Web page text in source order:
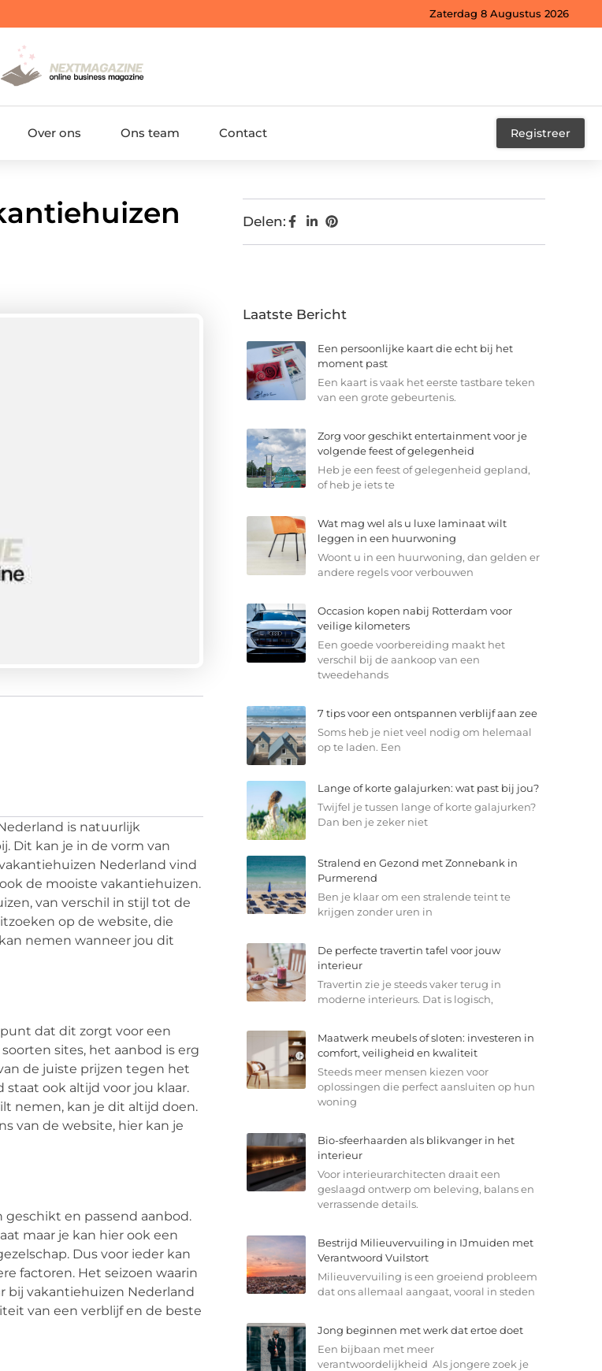
Zaterdag 8 Augustus 2026
Over ons Ons team Contact Registreer
is natuurlijk
Dit kan je in de vorm van
Nederland vind
de mooiste vakantiehuizen.
van verschil in stijl tot de
op de website, die
nemen wanneer jou dit
dat dit zorgt voor een
sites, het aanbod is erg
de juiste prijzen tegen het
ook altijd voor jou klaar.
nemen, kan je dit altijd doen.
van de website, hier kan je
en passend aanbod.
maar je kan hier ook een
Dus voor ieder kan
factoren. Het seizoen waarin
bij vakantiehuizen Nederland
van een verblijf en de beste
Delen:
Laatste Bericht
Een persoonlijke kaart die echt bij het
moment past
Een kaart is vaak het eerste tastbare teken
van een grote gebeurtenis.
Zorg voor geschikt entertainment voor je
volgende feest of gelegenheid
Heb je een feest of gelegenheid gepland,
of heb je iets te
Wat mag wel als u luxe laminaat wilt
leggen in een huurwoning
Woont u in een huurwoning, dan gelden er
andere regels voor verbouwen
Occasion kopen nabij Rotterdam voor
veilige kilometers
Een goede voorbereiding maakt het
verschil bij de aankoop van een
tweedehands
7 tips voor een ontspannen verblijf aan zee
Soms heb je niet veel nodig om helemaal
op te laden. Een
Lange of korte galajurken: wat past bij jou?
Twijfel je tussen lange of korte galajurken?
Dan ben je zeker niet
Stralend en Gezond met Zonnebank in
Purmerend
Ben je klaar om een stralende teint te
krijgen zonder uren in
De perfecte travertin tafel voor jouw
interieur
Travertin zie je steeds vaker terug in
moderne interieurs. Dat is logisch,
Maatwerk meubels of sloten: investeren in
comfort, veiligheid en kwaliteit
Steeds meer mensen kiezen voor
oplossingen die perfect aansluiten op hun
woning
Bio-sfeerhaarden als blikvanger in het
interieur
Voor interieurarchitecten draait een
geslaagd ontwerp om beleving, balans en
verrassende details.
Bestrijd Milieuvervuiling in IJmuiden met
Verantwoord Vuilstort
Milieuvervuiling is een groeiend probleem
dat ons allemaal aangaat, vooral in steden
Jong beginnen met werk dat ertoe doet
Een bijbaan met meer
verantwoordelijkheid Als jongere zoek je